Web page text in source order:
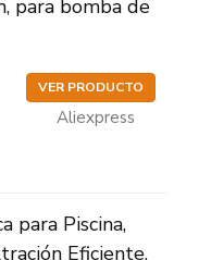
para bomba de
VER PRODUCTO
Aliexpress
para Piscina,
Eficiente,